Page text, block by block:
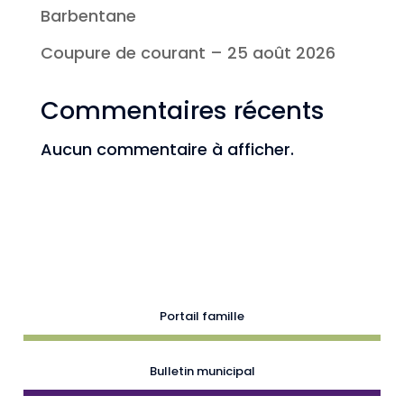
Barbentane
Coupure de courant – 25 août 2026
Commentaires récents
Aucun commentaire à afficher.
Portail famille
Bulletin municipal